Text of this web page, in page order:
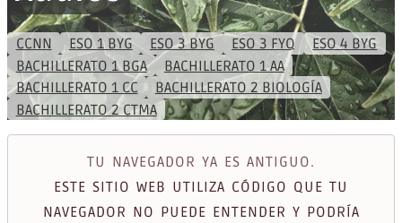
CCNN ESO 1 BYG ESO 3 BYG ESO 3 FYQ
ESO 4 BYG
BACHILLERATO 1 BGA
BACHILLERATO 1 AA
BACHILLERATO 1 CC
BACHILLERATO 2 BIOLOGÍA
BACHILLERATO 2 CTMA
TU NAVEGADOR YA ES ANTIGUO.
ESTE SITIO WEB UTILIZA CÓDIGO QUE TU
NAVEGADOR NO PUEDE ENTENDER Y PODRÍA